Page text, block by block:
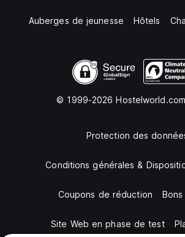
Auberges de jeunesse Hôtels
© 1999-2026
Protection des
Conditions générales &
Coupons de réduction
Site Web en phase de test